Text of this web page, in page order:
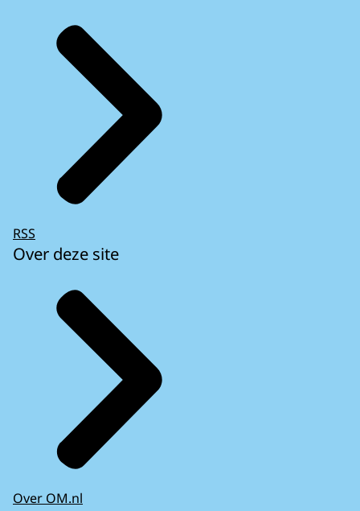
RSS
Over deze site
Over OM.nl